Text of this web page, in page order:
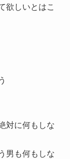
欲しいとはこ
対に何もしな
男も何もしな